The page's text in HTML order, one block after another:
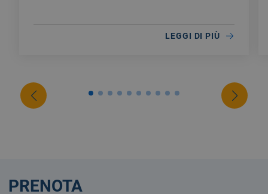
LEGGI DI PIÙ
PRENOTA